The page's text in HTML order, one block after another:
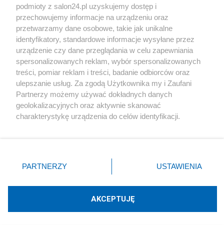
Społeczeństwo
Kultura
X Facebook Instagram Youtube
Technologię dostarcza:W3media.pl
podmioty z salon24.pl uzyskujemy dostęp i
przechowujemy informacje na urządzeniu oraz
przetwarzamy dane osobowe, takie jak unikalne
identyfikatory, standardowe informacje wysyłane przez
urządzenie czy dane przeglądania w celu zapewniania
spersonalizowanych reklam, wybór spersonalizowanych
treści, pomiar reklam i treści, badanie odbiorców oraz
ulepszanie usług. Za zgodą Użytkownika my i Zaufani
Partnerzy możemy używać dokładnych danych
geolokalizacyjnych oraz aktywnie skanować
charakterystykę urządzenia do celów identyfikacji.
zmienić/wycofać klikając przycisk ustawień prywatności
znajdujący się w lewym dolnym rogu strony
rodzaje przetwarzania danych nie wymagają zgody
użytkownika, ale masz prawo sprzeciwić się takiemu
PARTNERZY USTAWIENIA
AKCEPTUJĘ